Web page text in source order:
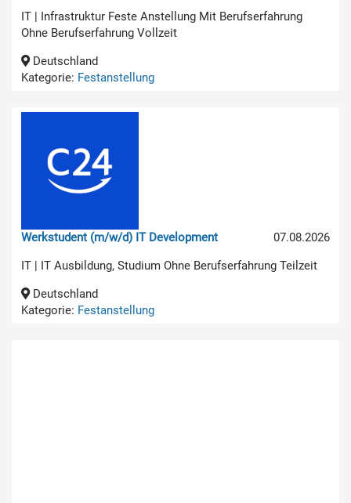
IT | Infrastruktur Feste Anstellung Mit Berufserfahrung
Ohne Berufserfahrung Vollzeit
Deutschland
Kategorie: Festanstellung
07.08.2026
Werkstudent (m/w/d) IT Development
IT | IT Ausbildung, Studium Ohne Berufserfahrung Teilzeit
Deutschland
Kategorie: Festanstellung